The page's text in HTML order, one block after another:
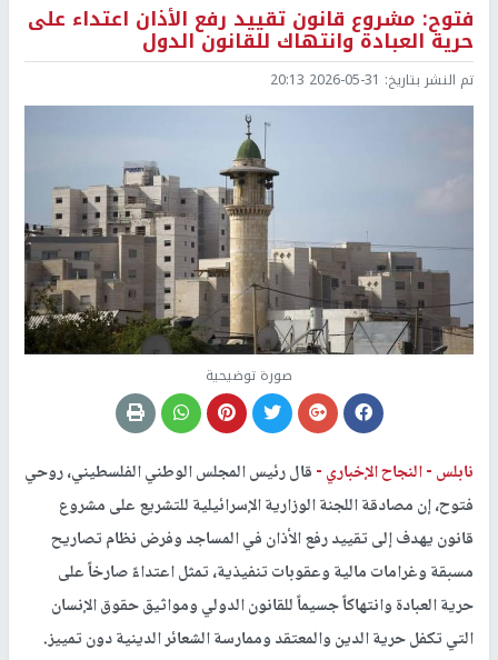
فتوح: مشروع قانون تقييد رفع الأذان اعتداء على
حرية العبادة وانتهاك للقانون الدول
تم النشر بتاريخ: 2026-05-31 20:13
صورة توضيحية
نابلس -النجاح الإخباري -قال رئيس المجلس الوطني الفلسطيني، روحي
فتوح، إن مصادقة اللجنة الوزارية الإسرائيلية للتشريع على مشروع
قانون يهدف إلى تقييد رفع الأذان في المساجد وفرض نظام تصاريح
مسبقة وغرامات مالية وعقوبات تنفيذية، تمثل اعتداءً صارخاً على
حرية العبادة وانتهاكاً جسيماً للقانون الدولي ومواثيق حقوق الإنسان
التي تكفل حرية الدين والمعتقد وممارسة الشعائر الدينية دون تمييز.